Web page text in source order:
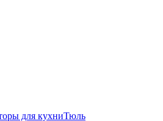
для кухниТюль